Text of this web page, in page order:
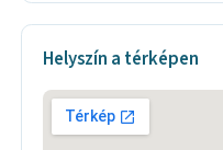
Helyszín a térképen